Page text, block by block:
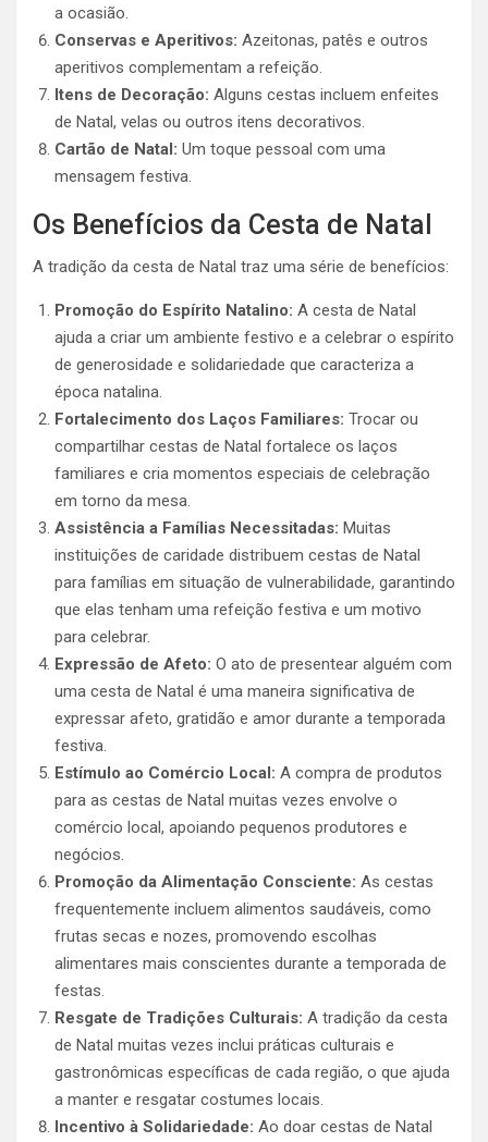
a ocasião.
Conservas e Aperitivos: Azeitonas, patês e outros
aperitivos complementam a refeição.
Itens de Decoração: Alguns cestas incluem enfeites
de Natal, velas ou outros itens decorativos.
Cartão de Natal: Um toque pessoal com uma
mensagem festiva.
Os Benefícios da Cesta de Natal
A tradição da cesta de Natal traz uma série de benefícios:
Promoção do Espírito Natalino: A cesta de Natal
ajuda a criar um ambiente festivo e a celebrar o espírito
de generosidade e solidariedade que caracteriza a
época natalina.
Fortalecimento dos Laços Familiares: Trocar ou
compartilhar cestas de Natal fortalece os laços
familiares e cria momentos especiais de celebração
em torno da mesa.
Assistência a Famílias Necessitadas: Muitas
instituições de caridade distribuem cestas de Natal
para famílias em situação de vulnerabilidade, garantindo
que elas tenham uma refeição festiva e um motivo
para celebrar.
Expressão de Afeto: O ato de presentear alguém com
uma cesta de Natal é uma maneira significativa de
expressar afeto, gratidão e amor durante a temporada
festiva.
Estímulo ao Comércio Local: A compra de produtos
para as cestas de Natal muitas vezes envolve o
comércio local, apoiando pequenos produtores e
negócios.
Promoção da Alimentação Consciente: As cestas
frequentemente incluem alimentos saudáveis, como
frutas secas e nozes, promovendo escolhas
alimentares mais conscientes durante a temporada de
festas.
Resgate de Tradições Culturais: A tradição da cesta
de Natal muitas vezes inclui práticas culturais e
gastronômicas específicas de cada região, o que ajuda
a manter e resgatar costumes locais.
Incentivo à Solidariedade: Ao doar cestas de Natal